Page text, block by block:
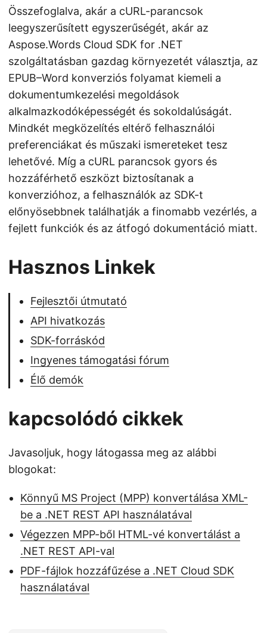
Összefoglalva, akár a cURL-parancsok
leegyszerűsített egyszerűségét, akár az
Aspose.Words Cloud SDK for .NET
szolgáltatásban gazdag környezetét választja, az
EPUB–Word konverziós folyamat kiemeli a
dokumentumkezelési megoldások
alkalmazkodóképességét és sokoldalúságát.
Mindkét megközelítés eltérő felhasználói
preferenciákat és műszaki ismereteket tesz
lehetővé. Míg a cURL parancsok gyors és
hozzáférhető eszközt biztosítanak a
konverzióhoz, a felhasználók az SDK-t
előnyösebbnek találhatják a finomabb vezérlés, a
fejlett funkciók és az átfogó dokumentáció miatt.
Hasznos Linkek
Fejlesztői útmutató
API hivatkozás
SDK-forráskód
Ingyenes támogatási fórum
Élő demók
kapcsolódó cikkek
Javasoljuk, hogy látogassa meg az alábbi
blogokat:
Könnyű MS Project (MPP) konvertálása XML-
be a .NET REST API használatával
Végezzen MPP-ből HTML-vé konvertálást a
.NET REST API-val
PDF-fájlok hozzáfűzése a .NET Cloud SDK
használatával